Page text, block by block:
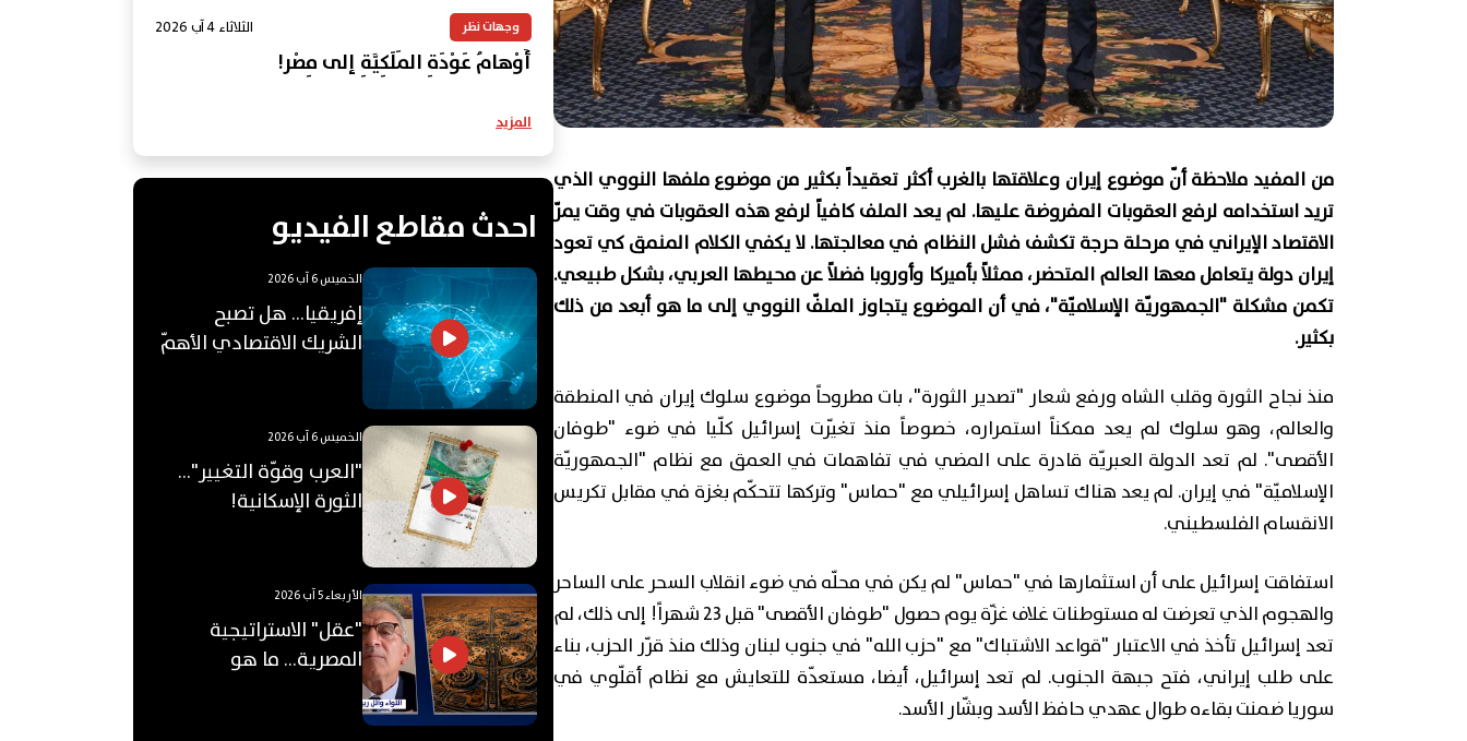
من المفيد ملاحظة أنّ موضوع إيران وعلاقتها بالغرب أكثر تعقيداً بكثير من موضوع ملفها النووي الذي
تريد استخدامه لرفع العقوبات المفروضة عليها. لم يعد الملف كافياً لرفع هذه العقوبات في وقت يمرّ
الاقتصاد الإيراني في مرحلة حرجة تكشف فشل النظام في معالجتها. لا يكفي الكلام المنمق كي تعود
إيران دولة يتعامل معها العالم المتحضر، ممثلاً بأميركا وأوروبا فضلاً عن محيطها العربي، بشكل طبيعي.
تكمن مشكلة "الجمهوريّة الإسلاميّة"، في أن الموضوع يتجاوز الملفّ النووي إلى ما هو أبعد من ذلك
بكثير.
منذ نجاح الثورة وقلب الشاه ورفع شعار "تصدير الثورة"، بات مطروحاً موضوع سلوك إيران في المنطقة
والعالم، وهو سلوك لم يعد ممكناً استمراره، خصوصاً منذ تغيّرت إسرائيل كلّيا في ضوء "طوفان
الأقصى". لم تعد الدولة العبريّة قادرة على المضي في تفاهمات في العمق مع نظام "الجمهوريّة
الإسلاميّة" في إيران. لم يعد هناك تساهل إسرائيلي مع "حماس" وتركها تتحكّم بغزة في مقابل تكريس
الانقسام الفلسطيني.
استفاقت إسرائيل على أن استثمارها في "حماس" لم يكن في محلّه في ضوء انقلاب السحر على الساحر
والهجوم الذي تعرضت له مستوطنات غلاف غزّة يوم حصول "طوفان الأقصى" قبل 23 شهراً! إلى ذلك، لم
تعد إسرائيل تأخذ في الاعتبار "قواعد الاشتباك" مع "حزب الله" في جنوب لبنان وذلك منذ قرّر الحزب، بناء
على طلب إيراني، فتح جبهة الجنوب. لم تعد إسرائيل، أيضا، مستعدّة للتعايش مع نظام أقلّوي في
سوريا ضمنت بقاءه طوال عهدي حافظ الأسد وبشّار الأسد.
وجهات نظر الثلاثاء 4 آب 2026
أَوْهامُ عَوْدَةِ المَلَكِيَّةِ إلى مِصْر!
المزيد
احدث مقاطع الفيديو
الخميس 6 آب 2026
إفريقيا... هل تصبح
الشريك الاقتصادي الأهمّ
الخميس 6 آب 2026
"العرب وقوّة التغيير"...
الثورة الإسكانية!
الأربعاء 5 آب 2026
"عقل" الاستراتيجية
المصرية... ما هو
"الأوكتاغون"؟